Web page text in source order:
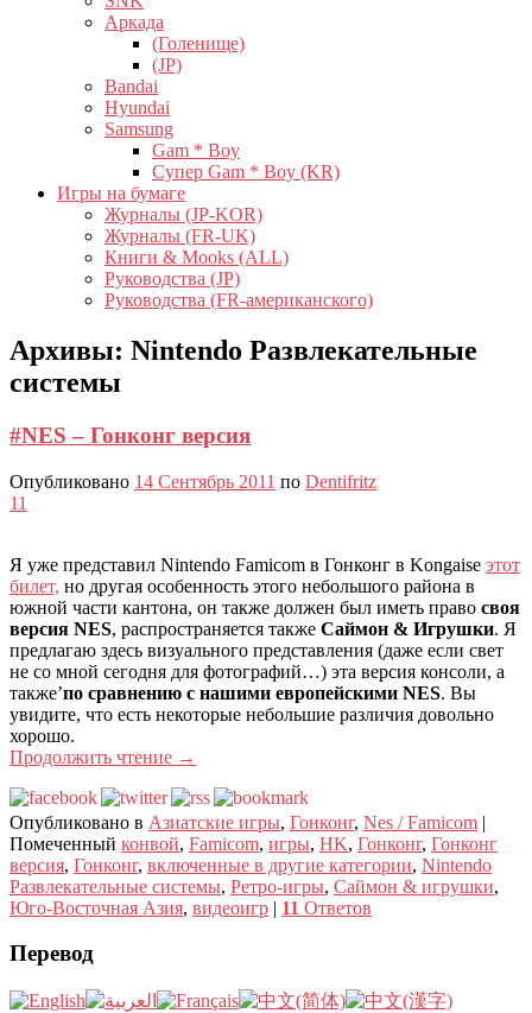
Аркада
(Голенище)
(JP)
Bandai
Hyundai
Samsung
Gam * Boy
Супер Gam * Boy (KR)
Игры на бумаге
Журналы (JP-KOR)
Журналы (FR-UK)
Книги & Mooks (ALL)
Руководства (JP)
Руководства (FR-американского)
Архивы: Nintendo Развлекательные
системы
#NES – Гонконг версия
Опубликовано 14 Сентябрь 2011 по Dentifritz
11
Я уже представил Nintendo Famicom в Гонконг в Kongaise этот
билет, но другая особенность этого небольшого района в
южной части кантона, он также должен был иметь право своя
версия NES, распространяется также Саймон & Игрушки. Я
предлагаю здесь визуального представления (даже если свет
не со мной сегодня для фотографий…) эта версия консоли, а
также’по сравнению с нашими европейскими NES. Вы
увидите, что есть некоторые небольшие различия довольно
хорошо.
Продолжить чтение →
Опубликовано в Азиатские игры, Гонконг, Nes / Famicom |
Помеченный конвой, Famicom, игры, HK, Гонконг, Гонконг
версия, Гонконг, включенные в другие категории, Nintendo
Развлекательные системы, Ретро-игры, Саймон & игрушки,
Юго-Восточная Азия, видеоигр | 11 Ответов
Перевод